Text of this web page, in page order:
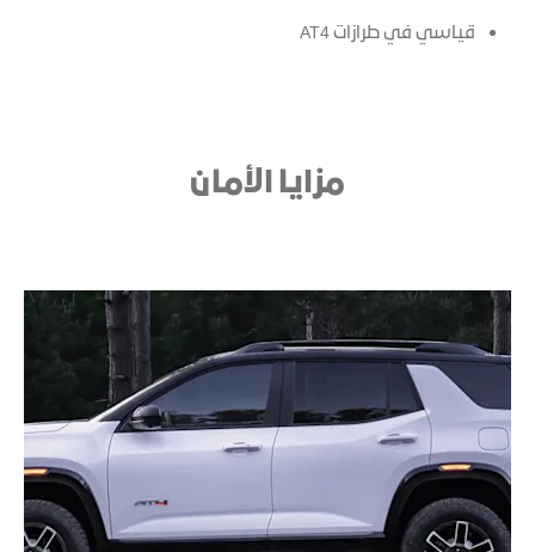
قياسي في طرازات AT4
مزايا الأمان